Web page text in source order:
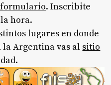
formulario. Inscribite
hora.
lugares en donde
la Argentina vas al sitio